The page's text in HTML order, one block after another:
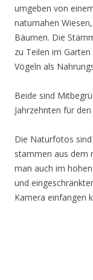
umgeben von
naturnahen
Bäumen. Die
zu Teilen im
Vögeln als
Beide sind
Jahrzehnten für
Die Naturfotos
stammen aus dem
man auch im
und
Kamera einfangen